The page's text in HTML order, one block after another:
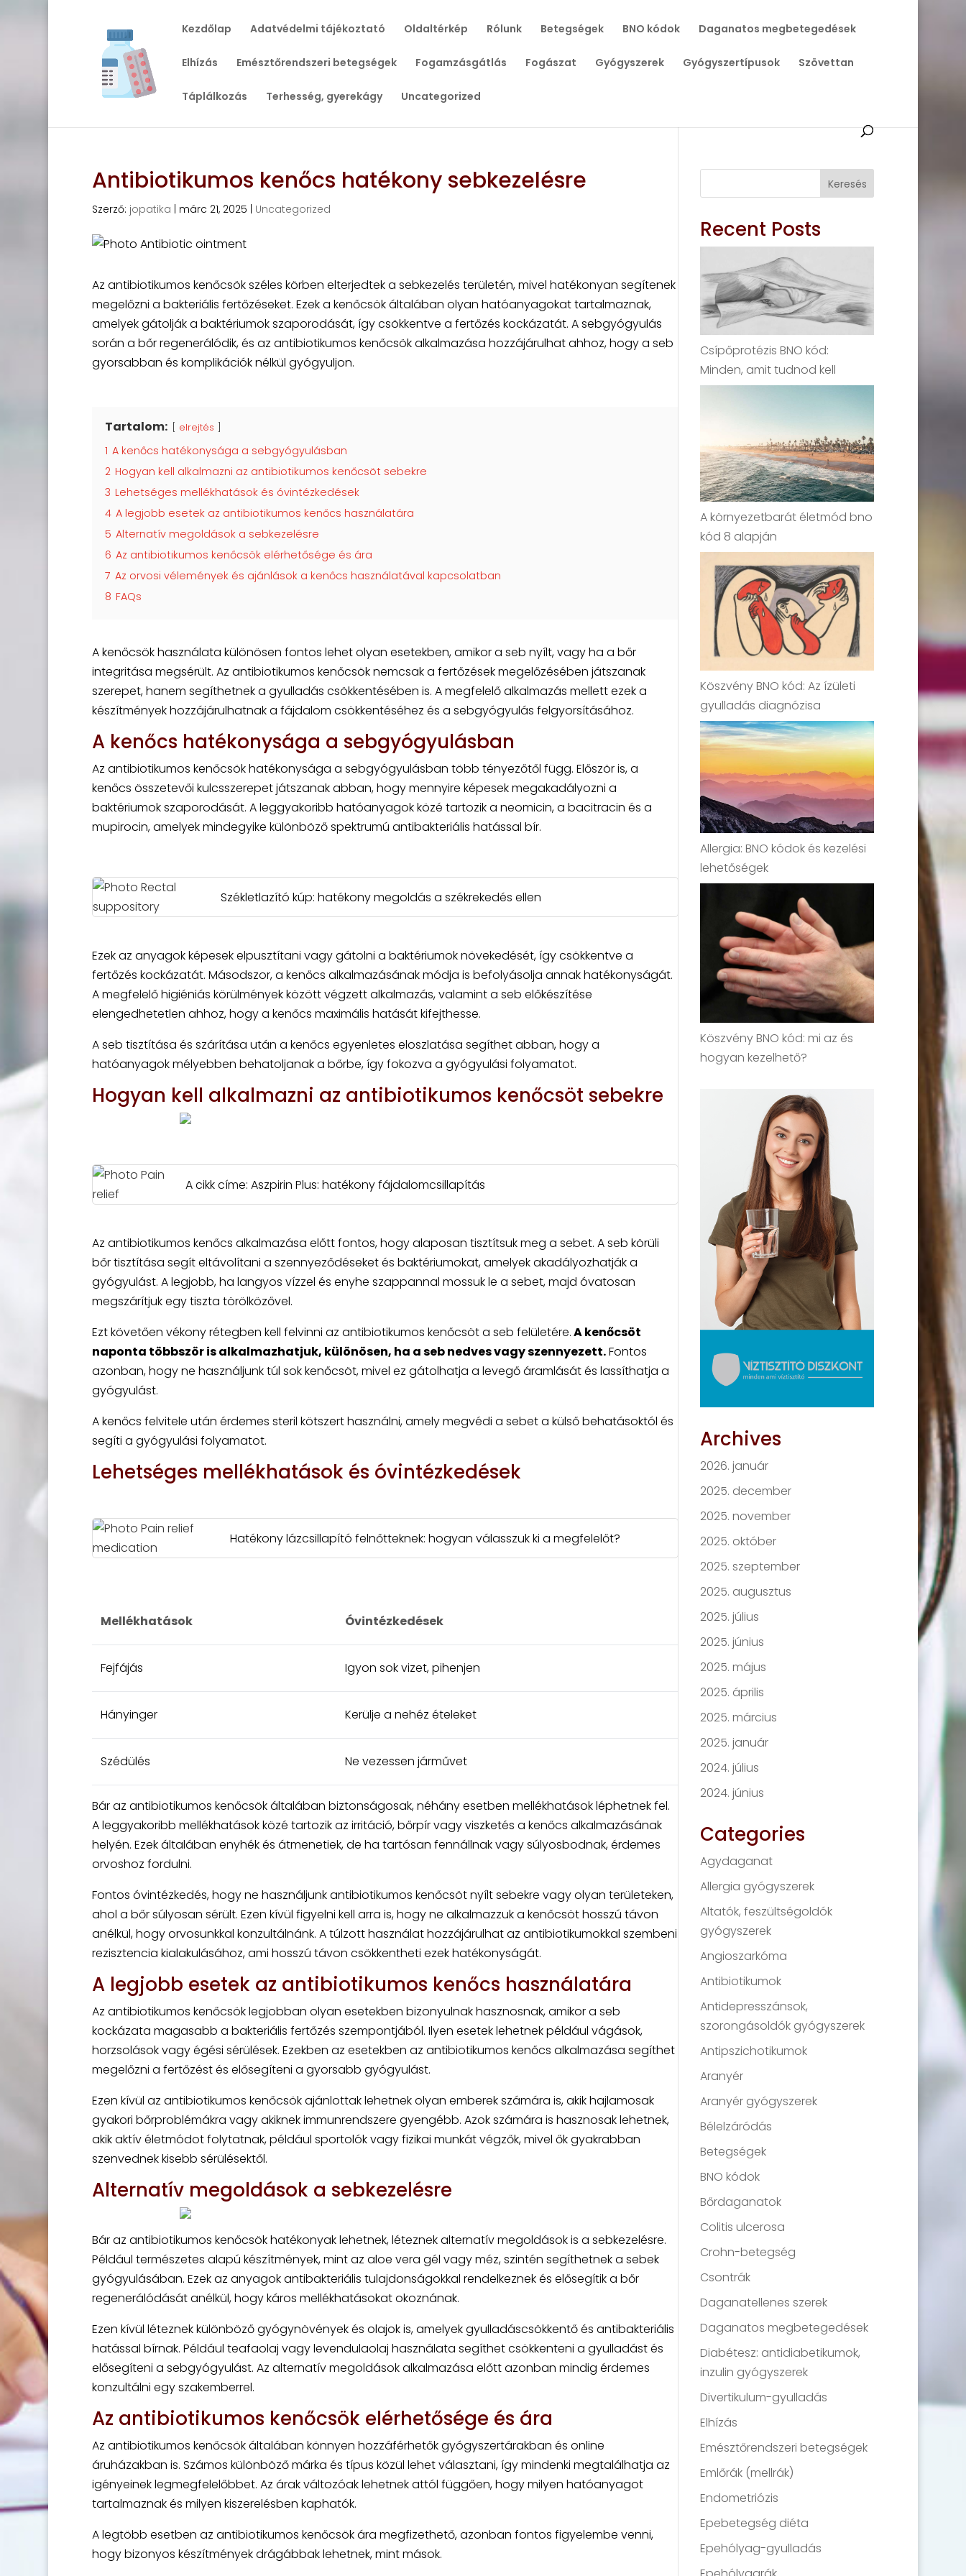
Kezdőlap Adatvédelmi tájékoztató Oldaltérkép Rólunk Betegségek BNO kódok Daganatos megbetegedések
Elhízás Emésztőrendszeri betegségek Fogamzásgátlás Fogászat Gyógyszerek Gyógyszertípusok Szövettan
Táplálkozás Terhesség, gyerekágy Uncategorized
Antibiotikumos kenőcs hatékony sebkezelésre
Szerző: jopatika márc 21, 2025 Uncategorized
Az antibiotikumos kenőcsök széles körben elterjedtek a sebkezelés területén, mivel hatékonyan segítenek
megelőzni a bakteriális fertőzéseket. Ezek a kenőcsök általában olyan hatóanyagokat tartalmaznak,
amelyek gátolják a baktériumok szaporodását, így csökkentve a fertőzés kockázatát. A sebgyógyulás
során a bőr regenerálódik, és az antibiotikumos kenőcsök alkalmazása hozzájárulhat ahhoz, hogy a seb
gyorsabban és komplikációk nélkül gyógyuljon.
Tartalom: elrejtés
1 A kenőcs hatékonysága a sebgyógyulásban
2 Hogyan kell alkalmazni az antibiotikumos kenőcsöt sebekre
3 Lehetséges mellékhatások és óvintézkedések
4 A legjobb esetek az antibiotikumos kenőcs használatára
5 Alternatív megoldások a sebkezelésre
6 Az antibiotikumos kenőcsök elérhetősége és ára
7 Az orvosi vélemények és ajánlások a kenőcs használatával kapcsolatban
8 FAQs
A kenőcsök használata különösen fontos lehet olyan esetekben, amikor a seb nyílt, vagy ha a bőr
integritása megsérült. Az antibiotikumos kenőcsök nemcsak a fertőzések megelőzésében játszanak
szerepet, hanem segíthetnek a gyulladás csökkentésében is. A megfelelő alkalmazás mellett ezek a
készítmények hozzájárulhatnak a fájdalom csökkentéséhez és a sebgyógyulás felgyorsításához.
A kenőcs hatékonysága a sebgyógyulásban
Az antibiotikumos kenőcsök hatékonysága a sebgyógyulásban több tényezőtől függ. Először is, a
kenőcs összetevői kulcsszerepet játszanak abban, hogy mennyire képesek megakadályozni a
baktériumok szaporodását. A leggyakoribb hatóanyagok közé tartozik a neomicin, a bacitracin és a
mupirocin, amelyek mindegyike különböző spektrumú antibakteriális hatással bír.
Székletlazító kúp: hatékony megoldás a székrekedés ellen
Ezek az anyagok képesek elpusztítani vagy gátolni a baktériumok növekedését, így csökkentve a
fertőzés kockázatát. Másodszor, a kenőcs alkalmazásának módja is befolyásolja annak hatékonyságát.
A megfelelő higiéniás körülmények között végzett alkalmazás, valamint a seb előkészítése
elengedhetetlen ahhoz, hogy a kenőcs maximális hatását kifejthesse.
A seb tisztítása és szárítása után a kenőcs egyenletes eloszlatása segíthet abban, hogy a
hatóanyagok mélyebben behatoljanak a bőrbe, így fokozva a gyógyulási folyamatot.
Hogyan kell alkalmazni az antibiotikumos kenőcsöt sebekre
A cikk címe: Aszpirin Plus: hatékony fájdalomcsillapítás
Az antibiotikumos kenőcs alkalmazása előtt fontos, hogy alaposan tisztítsuk meg a sebet. A seb körüli
bőr tisztítása segít eltávolítani a szennyeződéseket és baktériumokat, amelyek akadályozhatják a
gyógyulást. A legjobb, ha langyos vízzel és enyhe szappannal mossuk le a sebet, majd óvatosan
megszárítjuk egy tiszta törölközővel.
Ezt követően vékony rétegben kell felvinni az antibiotikumos kenőcsöt a seb felületére.A kenőcsöt
naponta többször is alkalmazhatjuk, különösen, ha a seb nedves vagy szennyezett.Fontos
azonban, hogy ne használjunk túl sok kenőcsöt, mivel ez gátolhatja a levegő áramlását és lassíthatja a
gyógyulást.
A kenőcs felvitele után érdemes steril kötszert használni, amely megvédi a sebet a külső behatásoktól és
segíti a gyógyulási folyamatot.
Lehetséges mellékhatások és óvintézkedések
Hatékony lázcsillapító felnőtteknek: hogyan válasszuk ki a megfelelőt?
Mellékhatások Óvintézkedések
Fejfájás Igyon sok vizet, pihenjen
Hányinger Kerülje a nehéz ételeket
Szédülés Ne vezessen járművet
Bár az antibiotikumos kenőcsök általában biztonságosak, néhány esetben mellékhatások léphetnek fel.
A leggyakoribb mellékhatások közé tartozik az irritáció, bőrpír vagy viszketés a kenőcs alkalmazásának
helyén. Ezek általában enyhék és átmenetiek, de ha tartósan fennállnak vagy súlyosbodnak, érdemes
orvoshoz fordulni.
Fontos óvintézkedés, hogy ne használjunk antibiotikumos kenőcsöt nyílt sebekre vagy olyan területeken,
ahol a bőr súlyosan sérült. Ezen kívül figyelni kell arra is, hogy ne alkalmazzuk a kenőcsöt hosszú távon
anélkül, hogy orvosunkkal konzultálnánk. A túlzott használat hozzájárulhat az antibiotikumokkal szembeni
rezisztencia kialakulásához, ami hosszú távon csökkentheti ezek hatékonyságát.
A legjobb esetek az antibiotikumos kenőcs használatára
Az antibiotikumos kenőcsök legjobban olyan esetekben bizonyulnak hasznosnak, amikor a seb
kockázata magasabb a bakteriális fertőzés szempontjából. Ilyen esetek lehetnek például vágások,
horzsolások vagy égési sérülések. Ezekben az esetekben az antibiotikumos kenőcs alkalmazása segíthet
megelőzni a fertőzést és elősegíteni a gyorsabb gyógyulást.
Ezen kívül az antibiotikumos kenőcsök ajánlottak lehetnek olyan emberek számára is, akik hajlamosak
gyakori bőrproblémákra vagy akiknek immunrendszere gyengébb. Azok számára is hasznosak lehetnek,
akik aktív életmódot folytatnak, például sportolók vagy fizikai munkát végzők, mivel ők gyakrabban
szenvednek kisebb sérülésektől.
Alternatív megoldások a sebkezelésre
Bár az antibiotikumos kenőcsök hatékonyak lehetnek, léteznek alternatív megoldások is a sebkezelésre.
Például természetes alapú készítmények, mint az aloe vera gél vagy méz, szintén segíthetnek a sebek
gyógyulásában. Ezek az anyagok antibakteriális tulajdonságokkal rendelkeznek és elősegítik a bőr
regenerálódását anélkül, hogy káros mellékhatásokat okoznának.
Ezen kívül léteznek különböző gyógynövények és olajok is, amelyek gyulladáscsökkentő és antibakteriális
hatással bírnak. Például teafaolaj vagy levendulaolaj használata segíthet csökkenteni a gyulladást és
elősegíteni a sebgyógyulást. Az alternatív megoldások alkalmazása előtt azonban mindig érdemes
konzultálni egy szakemberrel.
Az antibiotikumos kenőcsök elérhetősége és ára
Az antibiotikumos kenőcsök általában könnyen hozzáférhetők gyógyszertárakban és online
áruházakban is. Számos különböző márka és típus közül lehet választani, így mindenki megtalálhatja az
igényeinek legmegfelelőbbet. Az árak változóak lehetnek attól függően, hogy milyen hatóanyagot
tartalmaznak és milyen kiszerelésben kaphatók.
A legtöbb esetben az antibiotikumos kenőcsök ára megfizethető, azonban fontos figyelembe venni,
hogy bizonyos készítmények drágábbak lehetnek, mint mások.
Keresés
Recent Posts
Csípőprotézis BNO kód:
Minden, amit tudnod kell
A környezetbarát életmód bno
kód 8 alapján
Köszvény BNO kód: Az ízületi
gyulladás diagnózisa
Allergia: BNO kódok és kezelési
lehetőségek
Köszvény BNO kód: mi az és
hogyan kezelhető?
Archives
2026. január
2025. december
2025. november
2025. október
2025. szeptember
2025. augusztus
2025. július
2025. június
2025. május
2025. április
2025. március
2025. január
2024. július
2024. június
Categories
Agydaganat
Allergia gyógyszerek
Altatók, feszültségoldók
gyógyszerek
Angioszarkóma
Antibiotikumok
Antidepresszánsok,
szorongásoldók gyógyszerek
Antipszichotikumok
Aranyér
Aranyér gyógyszerek
Bélelzáródás
Betegségek
BNO kódok
Bőrdaganatok
Colitis ulcerosa
Crohn-betegség
Csontrák
Daganatellenes szerek
Daganatos megbetegedések
Diabétesz: antidiabetikumok,
inzulin gyógyszerek
Divertikulum-gyulladás
Elhízás
Emésztőrendszeri betegségek
Emlőrák (mellrák)
Endometriózis
Epebetegség diéta
Epehólyag-gyulladás